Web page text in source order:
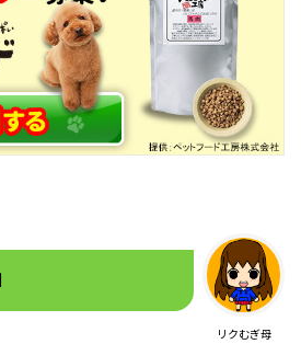
リクむぎ母